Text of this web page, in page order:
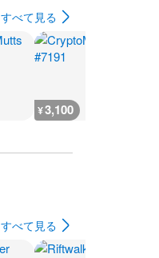
すべて見る
¥3,100
すべて見る